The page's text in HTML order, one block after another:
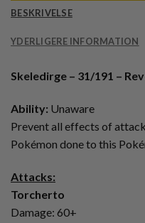
BESKRIVELSE
YDERLIGERE INFORMATION
Skeledirge – 31/191 –
Ability: Unaware
Prevent all effects of
Pokémon done to this
Attacks:
Torcherto
Damage: 60+